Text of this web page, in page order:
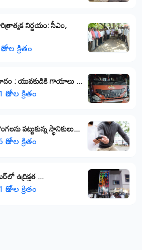
నిర్ణయం: సీఎం,
క్రితం
: యువకుడికి గాయాలు ​...
రోజుల క్రితం
పట్టుకున్న స్థానికులు...
రోజుల క్రితం
ఉద్రిక్తత ...
రోజుల క్రితం